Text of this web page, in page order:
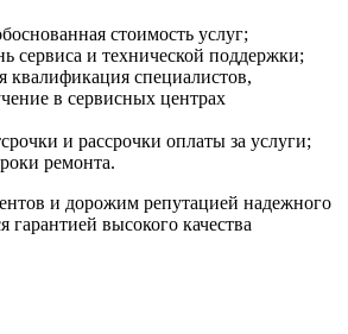
стоимость услуг;
сервиса и технической поддержки;
квалификация специалистов,
в сервисных центрах
и рассрочки оплаты за услуги;
ремонта.
и дорожим репутацией надежного
гарантией высокого качества